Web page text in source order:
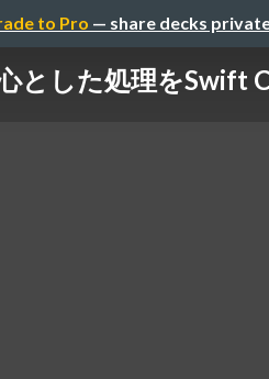
to Pro — share decks
とした処理をSwift